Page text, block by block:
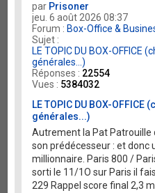
par Prisoner
jeu. 6 août 2026 08:37
Forum : Box-Office &
Sujet :
LE TOPIC DU BOX-OFFICE
générales...)
Réponses : 22554
Vues : 5384032
LE TOPIC DU BOX-
générales...)
Autrement la Pat Patrouille
son prédécesseur : et donc
millionnaire. Paris 800 /
sorti le 11/1O sur Paris il
229 Rappel score final 2,3